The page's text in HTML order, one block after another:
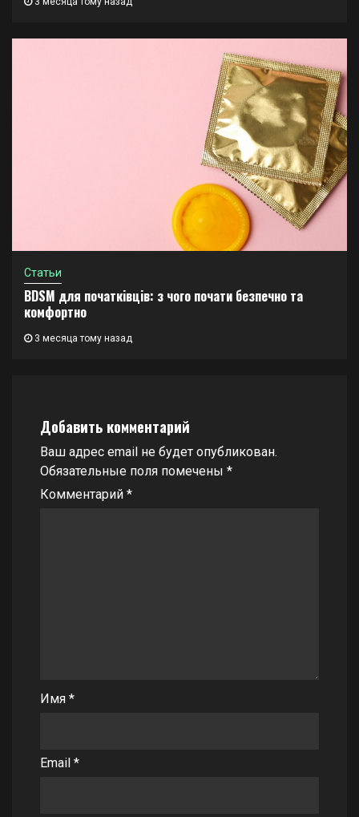
Статьи
BDSM для початківців: з чого почати безпечно та
комфортно
3 месяца тому назад
Добавить комментарий
Ваш адрес email не будет опубликован.
Обязательные поля помечены *
Комментарий *
Имя *
Email *